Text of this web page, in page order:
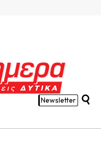
Newsletter